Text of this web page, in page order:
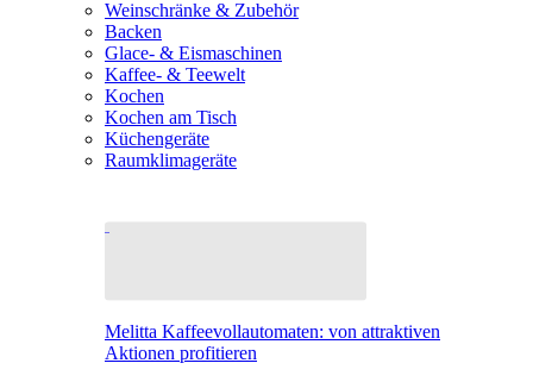
Weinschränke & Zubehör
Backen
Glace- & Eismaschinen
Kaffee- & Teewelt
Kochen
Kochen am Tisch
Küchengeräte
Raumklimageräte
Melitta Kaffeevollautomaten: von attraktiven
Aktionen profitieren